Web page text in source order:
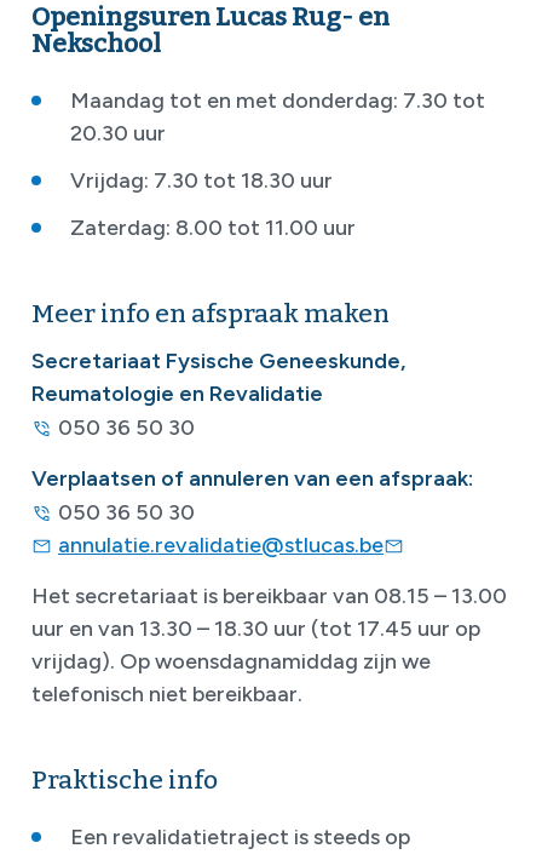
Openingsuren Lucas Rug- en
Nekschool
Maandag tot en met donderdag: 7.30 tot
20.30 uur
Vrijdag: 7.30 tot 18.30 uur
Zaterdag: 8.00 tot 11.00 uur
Meer info en afspraak maken
Secretariaat Fysische Geneeskunde,
Reumatologie en Revalidatie
050 36 50 30
Verplaatsen of annuleren van een afspraak:
050 36 50 30
annulatie.revalidatie@stlucas.be
Het secretariaat is bereikbaar van 08.15 – 13.00
uur en van 13.30 – 18.30 uur (tot 17.45 uur op
vrijdag). Op woensdagnamiddag zijn we
telefonisch niet bereikbaar.
Praktische info
Een revalidatietraject is steeds op